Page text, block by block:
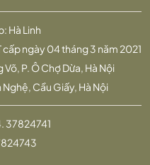
Hà Linh
ngày 04 tháng 3 năm 2021
P. Ô Chợ Dừa, Hà Nội
Cầu Giấy, Hà Nội
37824741